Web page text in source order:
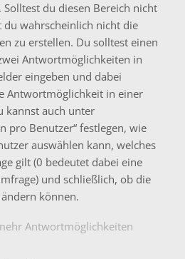
du diesen Bereich nicht
du wahrscheinlich nicht die
zu erstellen. Du solltest einen
Antwortmöglichkeiten in
eingeben und dabei
Antwortmöglichkeit in einer
kannst auch unter
pro Benutzer“ festlegen, wie
auswählen kann, welches
gilt (0 bedeutet dabei eine
und schließlich, ob die
können.
Antwortmöglichkeiten